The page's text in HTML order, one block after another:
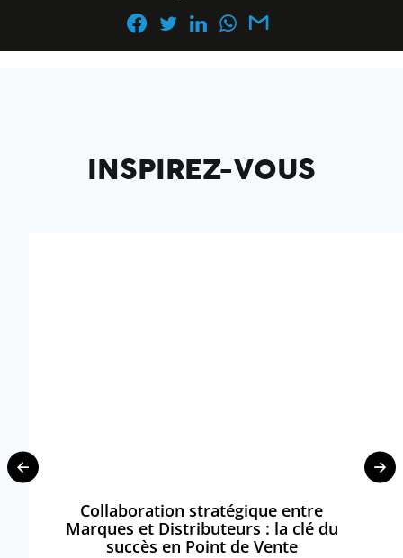
INSPIREZ-VOUS
Collaboration stratégique entre
Marques et Distributeurs : la clé du
succès en Point de Vente